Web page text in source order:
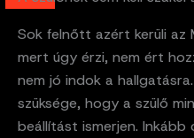
Sok felnőtt azért kerüli az
mert úgy érzi, nem ért
nem jó indok a
szüksége, hogy a szülő
beállítást ismerjen.